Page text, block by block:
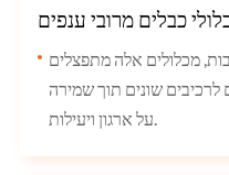
כבלים מרובי ענפים
מכלולים אלה מתפצלים
לרכיבים שונים תוך שמירה
על ארגון ויעילות.